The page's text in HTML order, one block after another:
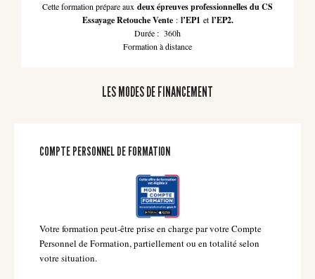
Cette formation prépare aux deux épreuves professionnelles du CS
Essayage Retouche Vente: l’EP1 et l’EP2.
Durée : 360h
Formation à distance
LES MODES DE FINANCEMENT
COMPTE PERSONNEL DE FORMATION
Votre formation peut-être prise en charge par votre Compte
Personnel de Formation, partiellement ou en totalité selon
votre situation.